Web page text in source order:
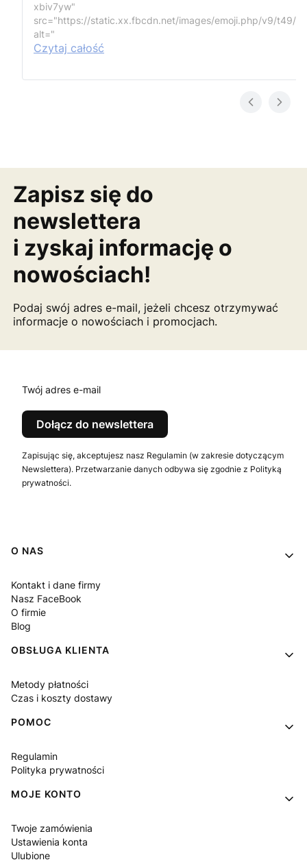
xbiv7yw"
src="https://static.xx.fbcdn.net/images/emoji.php/v9/t49/1/
alt="
Czytaj całość
Zapisz się do
newslettera
i zyskaj informację o
nowościach!
Podaj swój adres e-mail, jeżeli chcesz otrzymywać
informacje o nowościach i promocjach.
Twój adres e-mail
Dołącz do newslettera
Zapisując się, akceptujesz nasz Regulamin (w zakresie dotyczącym
Newslettera). Przetwarzanie danych odbywa się zgodnie z Polityką
prywatności.
Linki w stopce
O NAS
Kontakt i dane firmy
Nasz FaceBook
O firmie
Blog
OBSŁUGA KLIENTA
Metody płatności
Czas i koszty dostawy
POMOC
Regulamin
Polityka prywatności
MOJE KONTO
Twoje zamówienia
Ustawienia konta
Ulubione